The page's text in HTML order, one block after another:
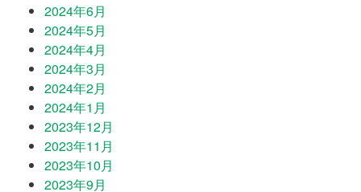
2024年6月
2024年5月
2024年4月
2024年3月
2024年2月
2024年1月
2023年12月
2023年11月
2023年10月
2023年9月